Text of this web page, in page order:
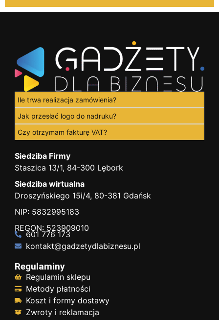
Ile trwa realizacja zamówienia?
Jak przesłać logo do nadruku?
Czy otrzymam fakturę VAT?
Siedziba Firmy
Staszica 13/1, 84-300 Lębork
Siedziba wirtualna
Droszyńskiego 15i/4, 80-381 Gdańsk
NIP: 5832995183
REGON: 523909010
601 776 173
kontakt@gadzetydlabiznesu.pl
Regulaminy
Regulamin sklepu
Metody płatności
Koszt i formy dostawy
Zwroty i reklamacja